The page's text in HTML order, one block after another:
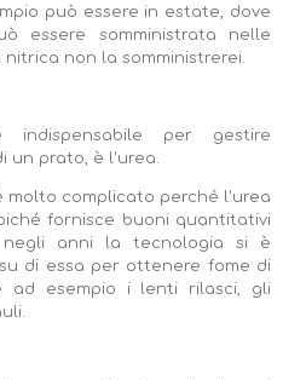
può essere in estate, dove
essere somministrata nelle
non la somministrerei.
indispensabile per gestire
un prato, è l'urea.
molto complicato perché l'urea
fornisce buoni quantitativi
anni la tecnologia si è
di essa per ottenere fome di
ad esempio i lenti rilasci, gli